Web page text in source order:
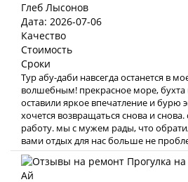
Глеб Лысонов
Дата: 2026-07-06
Качество
Стоимость
Сроки
Тур абу-даби навсегда останется в
волшебным! прекрасное море, бухта
оставили яркое впечатление и бурю
хочется возвращаться снова и
работу. мы с мужем рады, что
вами отдых для нас больше не